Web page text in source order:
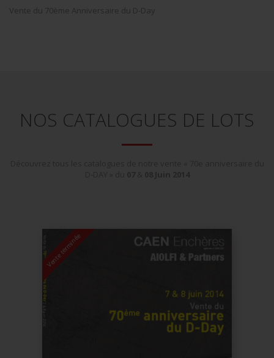
Vente du 70ème Anniversaire du D-Day
NOS CATALOGUES DE LOTS
Vente terminée